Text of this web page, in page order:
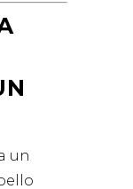
un